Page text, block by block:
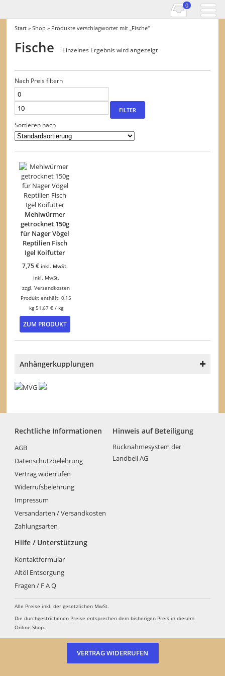
0
Start »Shop » Produkte verschlagwortet mit „Fische“
Fische Einzelnes Ergebnis wird angezeigt
Nach Preis filtern
Min.
Preis
PreisFILTER
Sortieren nach
Mehlwürmer
getrocknet 150g
für Nager Vögel
Reptilien Fisch
Igel Koifutter
7,75€ inkl. MwSt.
inkl. MwSt.
zzgl.Versandkosten
Produkt enthält: 0,15
kg 51,67 €/ kg
ZUM PRODUKT
Anhängerkupplungen
Rechtliche Informationen
AGB
Datenschutzbelehrung
Vertrag widerrufen
Widerrufsbelehrung
Impressum
Versandarten / Versandkosten
Zahlungsarten
Hinweis auf Beteiligung
Rücknahmesystem der
Landbell AG
Hilfe / Unterstützung
Kontaktformular
Altöl Entsorgung
Fragen / F A Q
Alle Preise inkl. der gesetzlichen MwSt.
Die durchgestrichenen Preise entsprechen dem bisherigen Preis in diesem
Online-Shop.
VERTRAG WIDERRUFEN